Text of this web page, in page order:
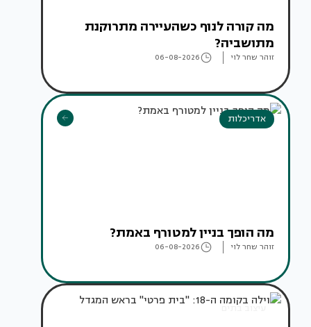
מה קורה לנוף כשהעיירה מתרוקנת
מתושביה?
זוהר שחר לוי 06-08-2026
אדריכלות
מה הופך בניין למטורף באמת?
זוהר שחר לוי 06-08-2026
עיצוב בתים